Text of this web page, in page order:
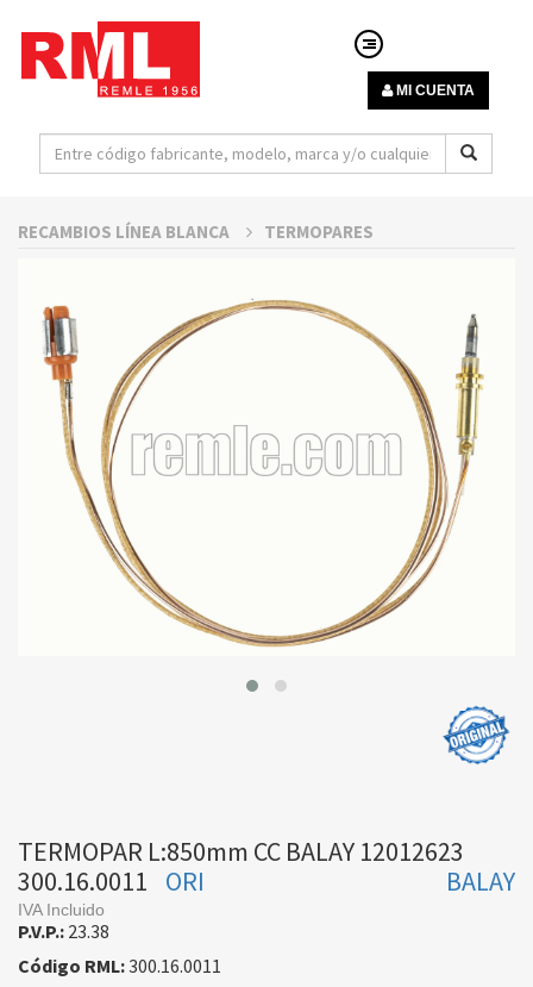
MI CUENTA
RECAMBIOS LÍNEA BLANCA TERMOPARES
TERMOPAR L:850mm CC BALAY 12012623
300.16.0011
BALAY
ORI
IVA Incluido
P.V.P.: 23.38
Código RML:300.16.0011